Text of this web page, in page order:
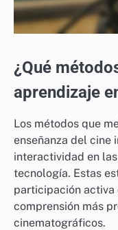
¿Qué
aprendizaje
Los métodos que
enseñanza del cine
interactividad en
tecnología. Estas
participación activa
comprensión más
cinematográficos.